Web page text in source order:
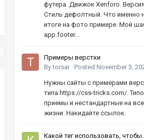
футера. Движок Xenforo.
Стиль дефолтный. Что именно
итоге на фото примере. Мой
app.footer...
Примеры верстки
Bytorsar · Posted November 3,
Нужны сайты с примерами
типа https://css-tricks.com/.
приемы и нестандартные на
жизни. Накидайте ссылок.
Какой тег использовать, чтобы